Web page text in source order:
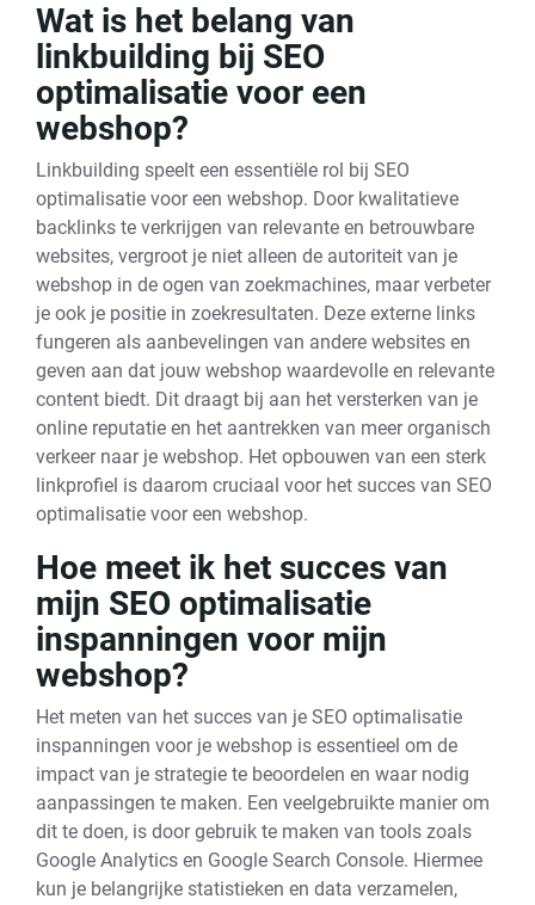
Wat is het belang van
linkbuilding bij SEO
optimalisatie voor een
webshop?
Linkbuilding speelt een essentiële rol bij SEO
optimalisatie voor een webshop. Door kwalitatieve
backlinks te verkrijgen van relevante en betrouwbare
websites, vergroot je niet alleen de autoriteit van je
webshop in de ogen van zoekmachines, maar verbeter
je ook je positie in zoekresultaten. Deze externe links
fungeren als aanbevelingen van andere websites en
geven aan dat jouw webshop waardevolle en relevante
content biedt. Dit draagt bij aan het versterken van je
online reputatie en het aantrekken van meer organisch
verkeer naar je webshop. Het opbouwen van een sterk
linkprofiel is daarom cruciaal voor het succes van SEO
optimalisatie voor een webshop.
Hoe meet ik het succes van
mijn SEO optimalisatie
inspanningen voor mijn
webshop?
Het meten van het succes van je SEO optimalisatie
inspanningen voor je webshop is essentieel om de
impact van je strategie te beoordelen en waar nodig
aanpassingen te maken. Een veelgebruikte manier om
dit te doen, is door gebruik te maken van tools zoals
Google Analytics en Google Search Console. Hiermee
kun je belangrijke statistieken en data verzamelen,